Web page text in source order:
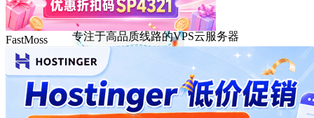
DMIT
专注于高品质线路的VPS云服务器
FastMoss